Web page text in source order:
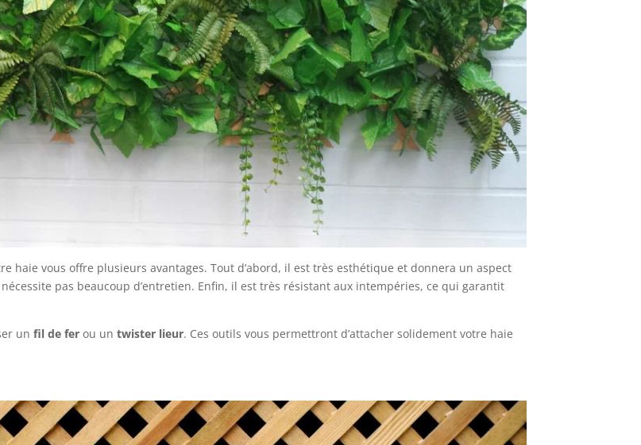
haie vous offre plusieurs avantages. Tout d’abord, il est très esthétique et donnera un aspect
pas beaucoup d’entretien. Enfin, il est très résistant aux intempéries, ce qui garantit
unfil de fer ou untwister lieur. Ces outils vous permettront d’attacher solidement votre haie